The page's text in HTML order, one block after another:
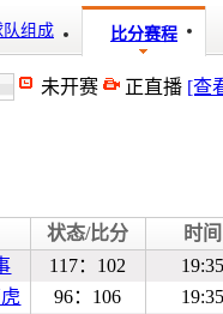
队组成 比分赛程
未开赛 正直播 [查
状态/比分
时间
117：102
96：106